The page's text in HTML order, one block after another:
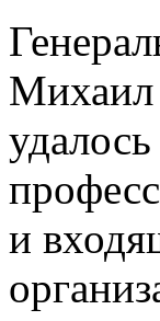
Михаил
и